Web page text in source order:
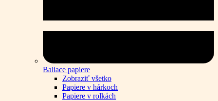
Baliace papiere
Zobraziť všetko
Papiere v hárkoch
Papiere v rolkách